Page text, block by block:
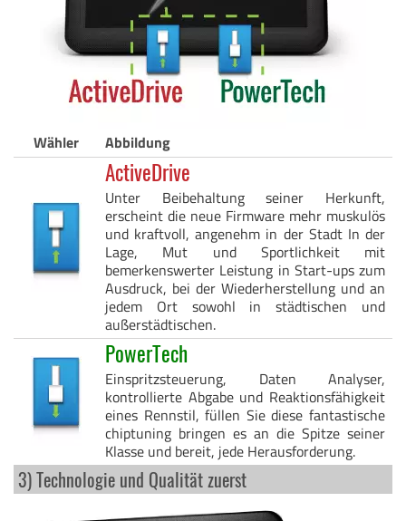
Wähler Abbildung
ActiveDrive
Unter Beibehaltung seiner Herkunft,
erscheint die neue Firmware mehr muskulös
und kraftvoll, angenehm in der Stadt In der
Lage, Mut und Sportlichkeit mit
bemerkenswerter Leistung in Start-ups zum
Ausdruck, bei der Wiederherstellung und an
jedem Ort sowohl in städtischen und
außerstädtischen.
PowerTech
Einspritzsteuerung, Daten Analyser,
kontrollierte Abgabe und Reaktionsfähigkeit
eines Rennstil, füllen Sie diese fantastische
chiptuning bringen es an die Spitze seiner
Klasse und bereit, jede Herausforderung.
3) Technologie und Qualität zuerst